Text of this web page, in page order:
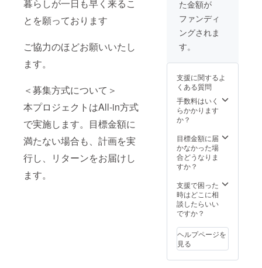
暮らしが一日も早く来るこ
とを願っております
ご協力のほどお願いいたし
ます。
＜募集方式について＞
本プロジェクトはAll-in方式
で実施します。目標金額に
満たない場合も、計画を実
行し、リターンをお届けし
ます。
不良以
外での
お色や
サイズ
まして
け致し
かねま
す。 ●
素材：
100％
裏地：
ポリエ
中綿：
ポリエ
ステル
100％
ださ
い。 カ
ラーに
つきま
一希望
希望ま
でご選
択くだ
さい。
可能な
一希望
～第三
希望内
でリ
させて
頂ます
が、 在
庫状況
ご希望
カラー
がご用
意でき
た金額が
ファンディ
ングされま
す。
支援に関するよ
くある質問
手数料はいく
らかかります
か？
目標金額に届
かなかった場
合どうなりま
すか？
支援で困った
時はどこに相
談したらいい
ですか？
ヘルプページを
見る